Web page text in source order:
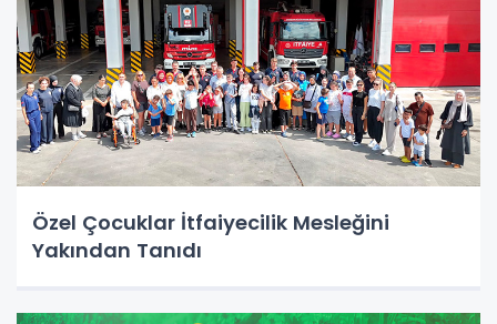
Özel Çocuklar İtfaiyecilik Mesleğini
Yakından Tanıdı